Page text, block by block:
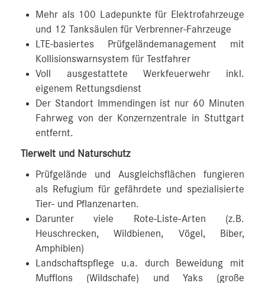
Mehr als 100 Ladepunkte für Elektrofahrzeuge
und 12 Tanksäulen für Verbrenner-Fahrzeuge
LTE-basiertes Prüfgeländemanagement mit
Kollisionswarnsystem für Testfahrer
Voll ausgestattete Werkfeuerwehr inkl.
eigenem Rettungsdienst
Der Standort Immendingen ist nur 60 Minuten
Fahrweg von der Konzernzentrale in Stuttgart
entfernt.
Tierwelt und Naturschutz
Prüfgelände und Ausgleichsflächen fungieren
als Refugium für gefährdete und spezialisierte
Tier- und Pflanzenarten.
Darunter viele Rote-Liste-Arten (z.B.
Heuschrecken, Wildbienen, Vögel, Biber,
Amphibien)
Landschaftspflege u.a. durch Beweidung mit
Mufflons (Wildschafe) und Yaks (große